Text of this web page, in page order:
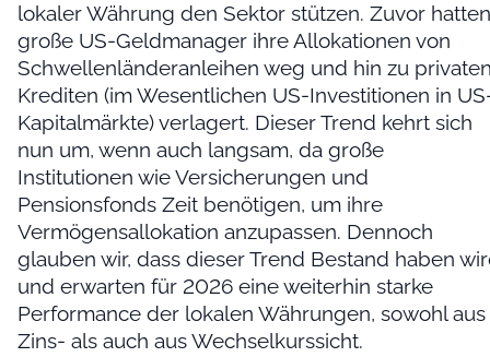
lokaler Währung den Sektor stützen. Zuvor hatten
große US-Geldmanager ihre Allokationen von
Schwellenländeranleihen weg und hin zu
Krediten (im Wesentlichen US-Investitionen in
Kapitalmärkte) verlagert. Dieser Trend kehrt sich
nun um, wenn auch langsam, da große
Institutionen wie Versicherungen und
Pensionsfonds Zeit benötigen, um ihre
Vermögensallokation anzupassen. Dennoch
glauben wir, dass dieser Trend Bestand haben
und erwarten für 2026 eine weiterhin starke
Performance der lokalen Währungen, sowohl aus
Zins- als auch aus Wechselkurssicht.